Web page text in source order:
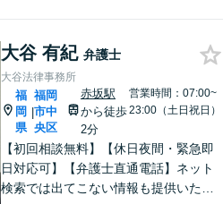
大谷 有紀 弁護士
大谷法律事務所
福
岡
県
|
福岡
市中
央区
赤坂駅
から徒歩
2分
営業時間：07:00~
23:00（土日祝日）
【初回相談無料】【休日夜間・緊急即
日対応可】【弁護士直通電話】ネット
検索では出てこない情報も提供いたし